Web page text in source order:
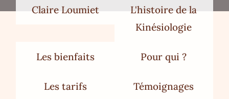
Claire Loumiet
L'histoire de la
Kinésiologie
Les bienfaits Pour qui ?
Les tarifs Témoignages